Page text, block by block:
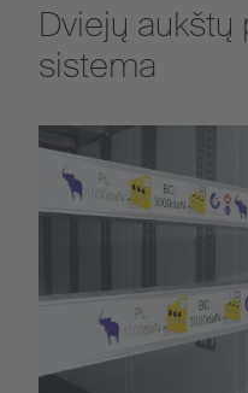
Dviejų aukštų
sistema